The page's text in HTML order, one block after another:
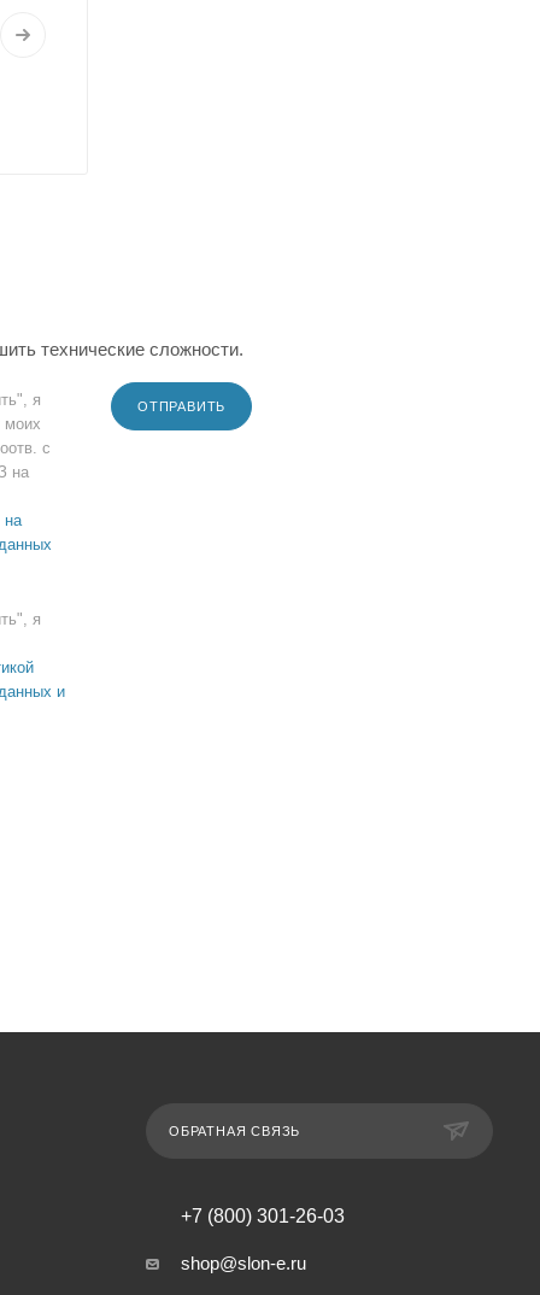
технические сложности.
я
моих
с
на
на
я
и
ОТПРАВИТЬ
ОБРАТНАЯ СВЯЗЬ
+7 (800) 301-26-03
shop@slon-e.ru